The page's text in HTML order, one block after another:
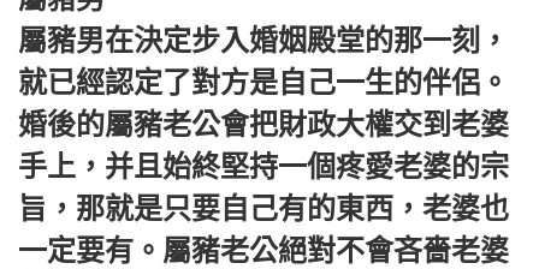
屬豬男在決定步入婚姻殿堂的那一刻，
就已經認定了對方是自己一生的伴侶。
婚後的屬豬老公會把財政大權交到老婆
手上，并且始終堅持一個疼愛老婆的宗
旨，那就是只要自己有的東西，老婆也
一定要有。屬豬老公絕對不會吝嗇老婆